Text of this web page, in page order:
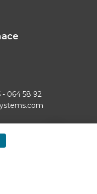
- 064 58 92